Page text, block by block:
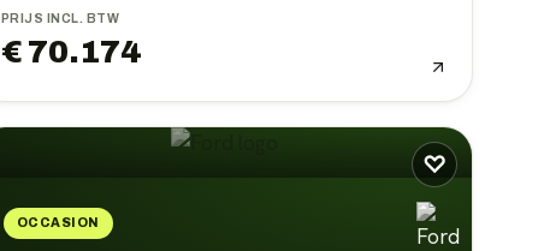
PRIJS INCL. BTW
€ 70.174
♡
OCCASION